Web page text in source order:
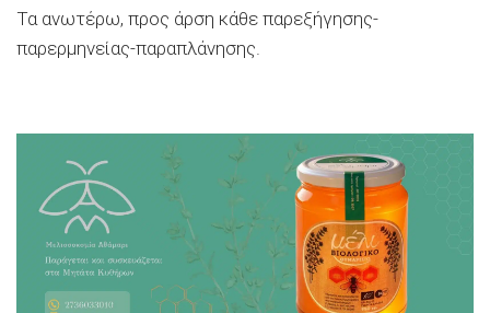
Τα ανωτέρω, προς άρση κάθε παρεξήγησης-
παρερμηνείας-παραπλάνησης.